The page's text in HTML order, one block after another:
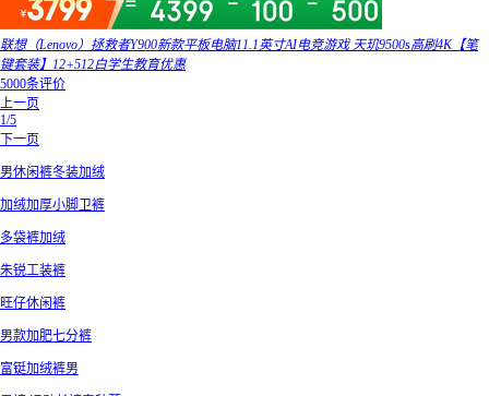
联想（Lenovo）拯救者Y900新款平板电脑11.1英寸AI电竞游戏 天玑9500s高刷4K【笔
键套装】12+512白学生教育优惠
5000条评价
上一页
1/5
下一页
男休闲裤冬装加绒
加绒加厚小脚卫裤
多袋裤加绒
朱锐工装裤
旺仔休闲裤
男款加肥七分裤
富铤加绒裤男